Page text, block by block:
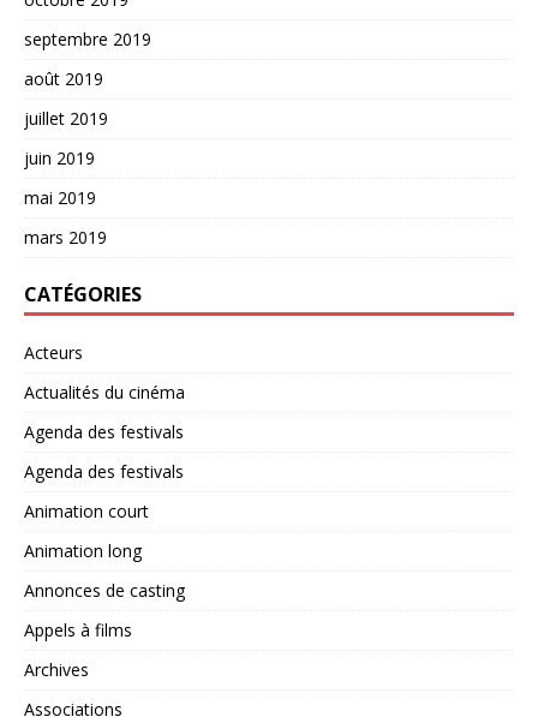
septembre 2019
août 2019
juillet 2019
juin 2019
mai 2019
mars 2019
CATÉGORIES
Acteurs
Actualités du cinéma
Agenda des festivals
Agenda des festivals
Animation court
Animation long
Annonces de casting
Appels à films
Archives
Associations